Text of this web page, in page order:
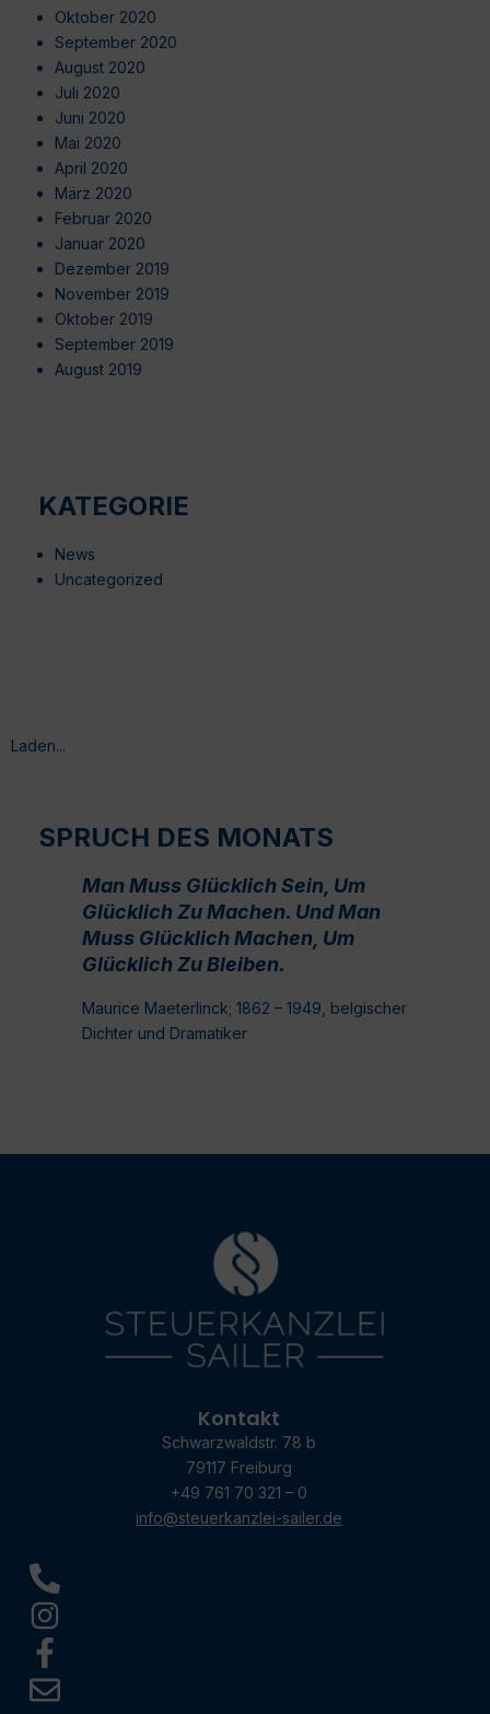
Oktober 2020
September 2020
August 2020
Juli 2020
Juni 2020
Mai 2020
April 2020
März 2020
Februar 2020
Januar 2020
Dezember 2019
November 2019
Oktober 2019
September 2019
August 2019
KATEGORIE
News
Uncategorized
Laden...
SPRUCH DES MONATS
Man Muss Glücklich Sein, Um
Glücklich Zu Machen. Und Man
Muss Glücklich Machen, Um
Glücklich Zu Bleiben.
Maurice Maeterlinck; 1862 – 1949, belgischer
Dichter und Dramatiker
Kontakt
Schwarzwaldstr. 78 b
79117 Freiburg
+49 761 70 321 – 0
info@steuerkanzlei-sailer.de